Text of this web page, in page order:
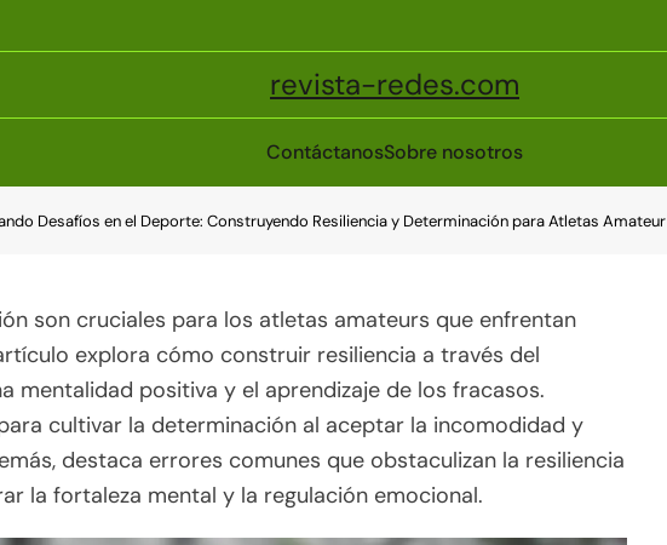
revista-redes.com
ContáctanosSobre nosotros
Desafíos en el Deporte: Construyendo Resiliencia y Determinación para Atletas Amateur
son cruciales para los atletas amateurs que enfrentan
explora cómo construir resiliencia a través del
mentalidad positiva y el aprendizaje de los fracasos.
cultivar la determinación al aceptar la incomodidad y
destaca errores comunes que obstaculizan la resiliencia
la fortaleza mental y la regulación emocional.